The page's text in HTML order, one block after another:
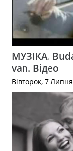
МУЗІКА.
van. Відео
Вівторок, 7